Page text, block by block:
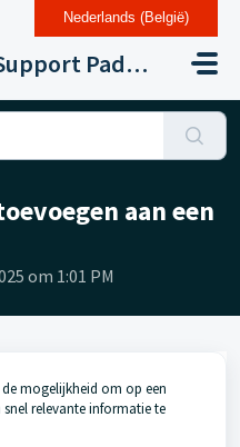
Support Paddle Drupal 11
aan een
om 1:01 PM
de mogelijkheid om op een
relevante informatie te
Nederlands (België)